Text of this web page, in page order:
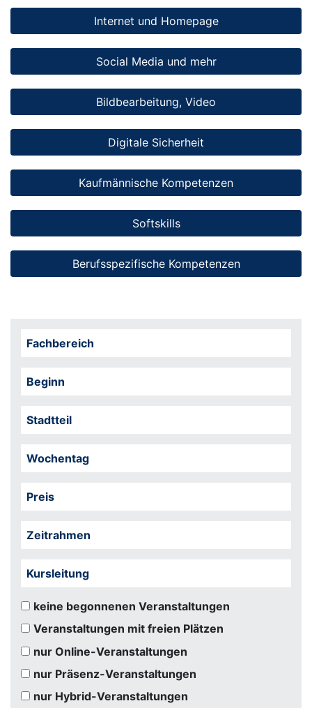
Internet und Homepage
Social Media und mehr
Bildbearbeitung, Video
Digitale Sicherheit
Kaufmännische Kompetenzen
Softskills
Berufsspezifische Kompetenzen
Fachbereich
Beginn
Stadtteil
Wochentag
Preis
Zeitrahmen
Kursleitung
keine begonnenen Veranstaltungen
Veranstaltungen mit freien Plätzen
nur Online-Veranstaltungen
nur Präsenz-Veranstaltungen
nur Hybrid-Veranstaltungen